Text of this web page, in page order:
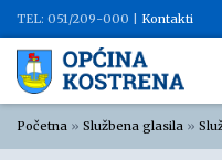
TEL: 051/209-000 | Kontakti
Početna » Službena glasila »